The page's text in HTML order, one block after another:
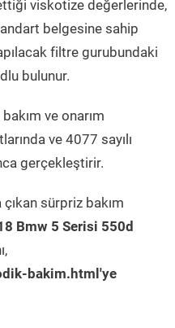
viskotize değerlerinde,
belgesine sahip
filtre gurubundaki
bulunur.
ve onarım
ve 4077 sayılı
gerçekleştirir.
sürpriz bakım
Bmw 5 Serisi 550d
bakim.html'ye